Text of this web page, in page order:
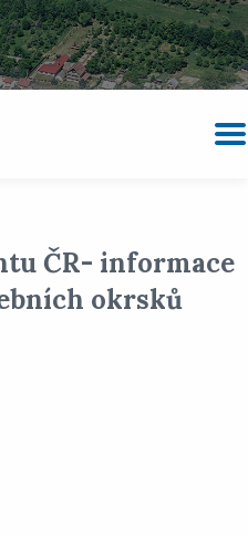
ČR- informace
okrsků